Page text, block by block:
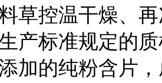
草控温干燥、
产标准规定的
加的纯粉含片